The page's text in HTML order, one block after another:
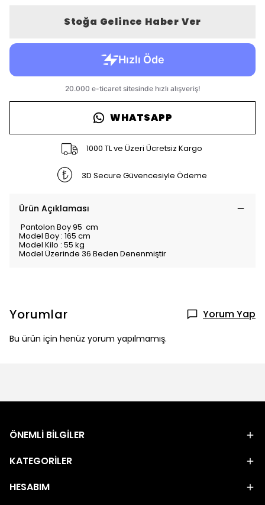
Stoğa Gelince Haber Ver
WHATSAPP
1000 TL ve Üzeri Ücretsiz Kargo
3D Secure Güvencesiyle Ödeme
Ürün Açıklaması
Pantolon Boy 95 cm
Model Boy : 165 cm
Model Kilo : 55 kg
Model Üzerinde 36 Beden Denenmiştir
Yorumlar Yorum Yap
Bu ürün için henüz yorum yapılmamış.
ÖNEMLİ BİLGİLER
KATEGORİLER
HESABIM